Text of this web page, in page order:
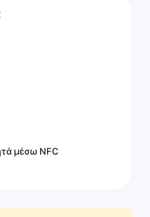
μέσω NFC